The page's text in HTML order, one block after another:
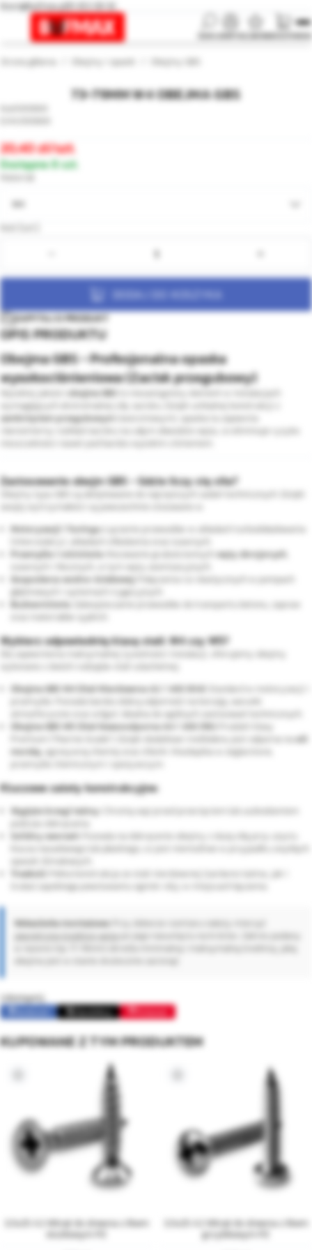
biuro@bufmax.pl91 453 08 92
ULUBIONEKOSZYK
Strona główna Obejmy i opaski Obejmy GBS
73-79MM W4 OBEJMA GBS
000669
20,40 /szt.
Dostępne 8 szt.
W4
DODAJ DO KOSZYKA
ZAPYTAJ O PRODUKT
OPIS PRODUKTU
Obejma GBS - Profesjonalna opaska
wysokociśnieniowa (Zacisk przegubowy)
obejma GBS
to niezastąpiony element w instalacjach
wymagających ekstremalnej siły zacisku. Dzięki unikalnej konstrukcji z
zamknięciem przegubowym
(sworzniowym), opaska ta zapewnia
równomierny rozkład nacisku na całym obwodzie węża, co eliminuje ryzyko
Zastosowanie obejm GBS - Gdzie liczy się siła?
Obejmy typu GBS są dedykowane do najcięższych zadań technicznych. Dzięki
Motoryzacji i Tuningu: Łączenie przewodów w układach turbodoładowania
Przemyśle i rolnictwie:
węży zbrojonych
Gospodarce wodno-ściekowej:
Połączenia rur elastycznych w pompach
głębinowych i systemach irygacyjnych.
Budownictwie:
Zabezpieczanie przewodów do transportu betonu, zapraw
Wybierz odpowiednią klasę stali: W4 czy W5?
Dla zapewnienia maksymalnej żywotności instalacji, oferujemy obejmy
wykonane z dwóch rodzajów stali szlachetnej:
Obejma GBS W4 (Stal Nierdzewna A2 / AISI 304):
Standard w motoryzacji i
atmosferyczne oraz wilgoć. Idealna do ogólnych zastosowań technicznych.
Obejma GBS W5 (Stal Kwasoodporna A4 / AISI 316):
Premium ("Marine Grade"). Dzięki dodatkowi molibdenu jest odporna nasól
morską, agresywną chemię oraz chlorki. Niezbędna w żeglarstwie,
Kluczowe zalety konstrukcyjne:
Wygięte brzegi taśmy:
Chronią wąż przed przecięciem lub uszkodzeniem
Solidny sworzeń:
Pozwala na dokręcenie obejmy z dużą siłą przy użyciu
klucza nasadowego lub płaskiego, co jest niemożliwe w przypadku zwykłych
Trwałość:
Pełna konstrukcja ze stali nierdzewnej (zarówno taśma, jak i
śruba) zapobiega powstawaniu ognisk rdzy w miejscach łączenia.
Wskazówka montażowa: Przy doborze rozmiaru należy mierzyć
zewnętrzną średnicę węża po jego nasunięciu na króciec. Zakres podany
Udostępnij:
Opublikuj Pinterest
KUPOWANE Z TYM PRODUKTEM
stożkowym PZ grzybkowym PZ